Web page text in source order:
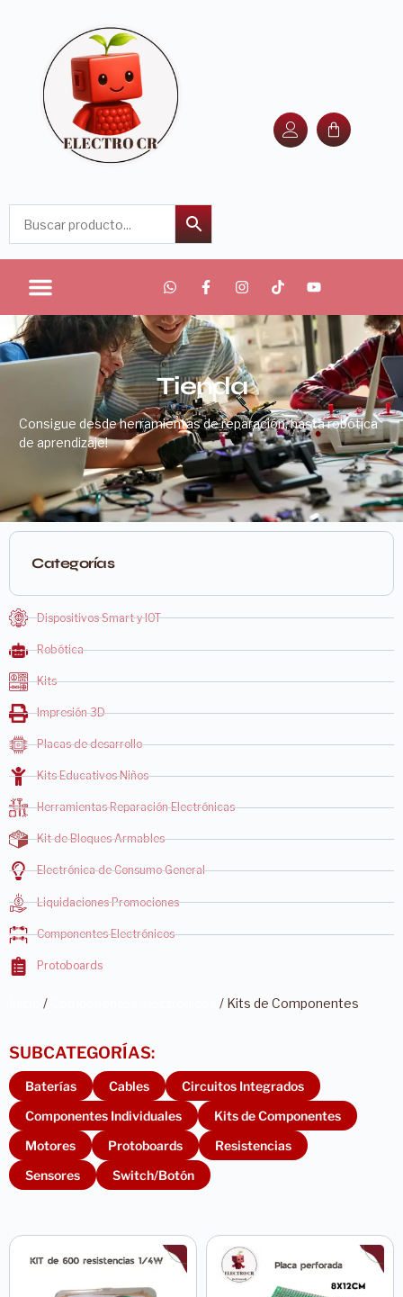
Tienda
Consigue desde herramientas de reparación, hasta robótica
de aprendizaje!
Categorías
Dispositivos Smart y IOT
Robótica
Kits
Impresión 3D
Placas de desarrollo
Kits Educativos Niños
Herramientas Reparación Electrónicas
Kit de Bloques Armables
Electrónica de Consumo General
Liquidaciones Promociones
Componentes Electrónicos
Protoboards
/ / Kits de Componentes
Baterías Cables
Circuitos Integrados
Componentes Individuales
Kits de Componentes
Motores
Protoboards
Resistencias
Sensores
Switch/Botón